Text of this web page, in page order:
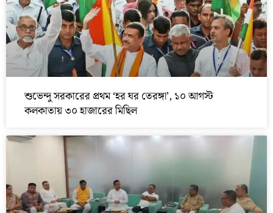
শুভেন্দু সরকারের প্রথম ‘হর ঘর তেরঙ্গা’, ১০ আগস্ট
কলকাতায় ৩০ হাজারের মিছিল